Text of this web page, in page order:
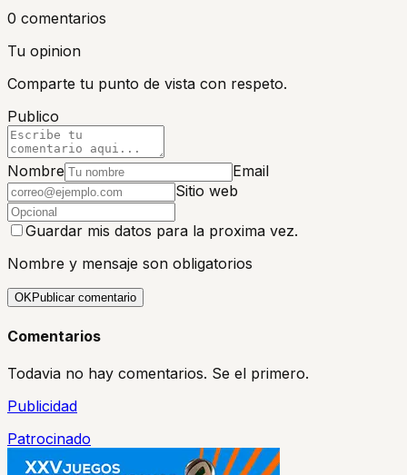
0 comentarios
Tu opinion
Comparte tu punto de vista con respeto.
Publico
Nombre
Email
Sitio web
Guardar mis datos para la proxima vez.
Nombre y mensaje son obligatorios
OKPublicar comentario
Comentarios
Todavia no hay comentarios. Se el primero.
Publicidad
Patrocinado